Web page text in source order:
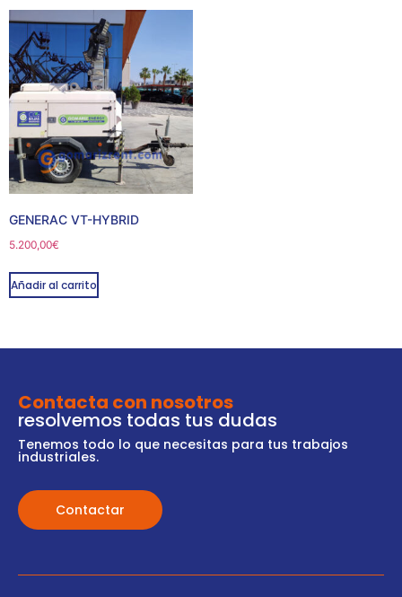
GENERAC VT-HYBRID
5.200,00€
Añadir al carrito
Contacta con nosotros
resolvemos todas tus dudas
Tenemos todo lo que necesitas para tus trabajos
industriales.
Contactar